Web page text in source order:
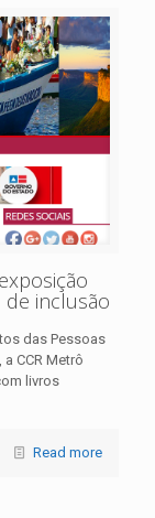
de inclusão
das Pessoas
CCR Metrô
livros
Read more